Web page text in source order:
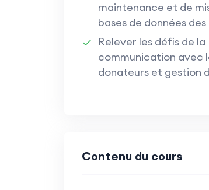
maintenance et de
bases de données
Relever les défis de la
communication avec
donateurs et gestion
Contenu du cours